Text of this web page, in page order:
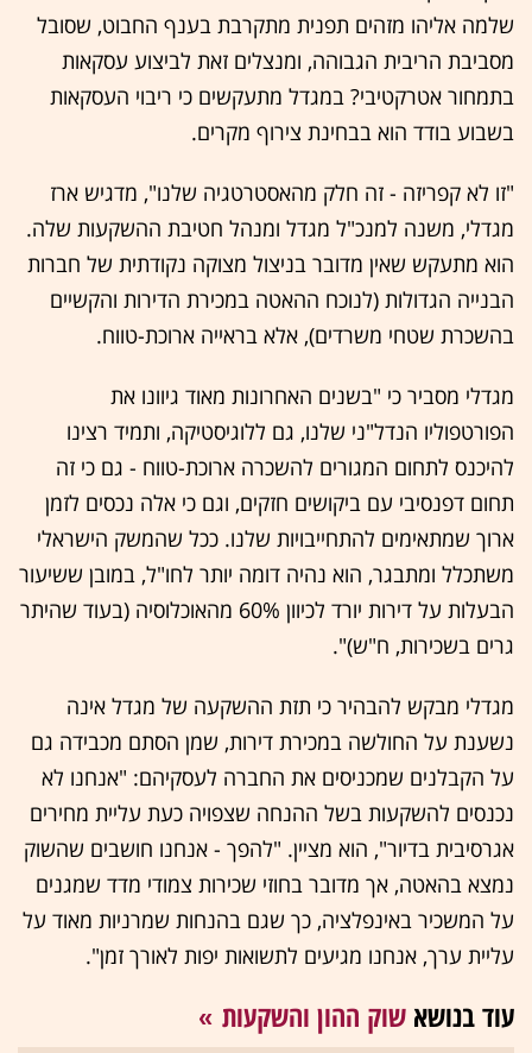
שלמה אליהו מזהים תפנית מתקרבת בענף החבוט, שסובל
מסביבת הריבית הגבוהה, ומנצלים זאת לביצוע עסקאות
בתמחור אטרקטיבי? במגדל מתעקשים כי ריבוי העסקאות
בשבוע בודד הוא בבחינת צירוף מקרים.
"זו לא קפריזה - זה חלק מהאסטרטגיה שלנו", מדגיש ארז
מגדלי, משנה למנכ"ל מגדל ומנהל חטיבת ההשקעות שלה.
הוא מתעקש שאין מדובר בניצול מצוקה נקודתית של חברות
הבנייה הגדולות (לנוכח ההאטה במכירת הדירות והקשיים
בהשכרת שטחי משרדים), אלא בראייה ארוכת-טווח.
מגדלי מסביר כי "בשנים האחרונות מאוד גיוונו את
הפורטפוליו הנדל"ני שלנו, גם ללוגיסטיקה, ותמיד רצינו
להיכנס לתחום המגורים להשכרה ארוכת-טווח - גם כי זה
תחום דפנסיבי עם ביקושים חזקים, וגם כי אלה נכסים לזמן
ארוך שמתאימים להתחייבויות שלנו. ככל שהמשק הישראלי
משתכלל ומתבגר, הוא נהיה דומה יותר לחו"ל, במובן ששיעור
הבעלות על דירות יורד לכיוון 60% מהאוכלוסיה (בעוד שהיתר
גרים בשכירות, ח"ש)".
מגדלי מבקש להבהיר כי תזת ההשקעה של מגדל אינה
נשענת על החולשה במכירת דירות, שמן הסתם מכבידה גם
על הקבלנים שמכניסים את החברה לעסקיהם: "אנחנו לא
נכנסים להשקעות בשל ההנחה שצפויה כעת עליית מחירים
אגרסיבית בדיור", הוא מציין. "להפך - אנחנו חושבים שהשוק
נמצא בהאטה, אך מדובר בחוזי שכירות צמודי מדד שמגנים
על המשכיר באינפלציה, כך שגם בהנחות שמרניות מאוד על
עליית ערך, אנחנו מגיעים לתשואות יפות לאורך זמן".
עוד בנושא שוק ההון והשקעות